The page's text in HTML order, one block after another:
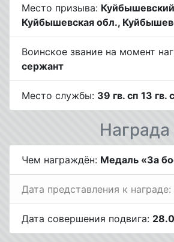
Место призыва:
Куйбышевская обл.,
Воинское звание на момент
сержант
Место службы: 39 гв. сп 13 гв.
Награда
Чем награждён: Медаль «За
Дата представления к награде:
Дата совершения подвига: